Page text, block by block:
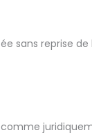
sans reprise
comme